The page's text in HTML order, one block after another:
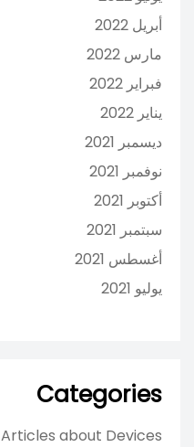
أبريل 2022
مارس 2022
فبراير 2022
يناير 2022
ديسمبر 2021
نوفمبر 2021
أكتوبر 2021
سبتمبر 2021
أغسطس 2021
يوليو 2021
Categories
Articles about Devices